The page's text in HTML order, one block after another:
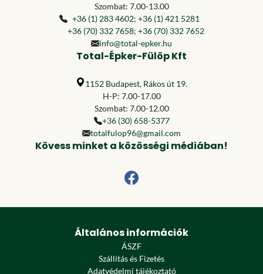
Szombat: 7.00-13.00
+36 (1) 283 4602; +36 (1) 421 5281
+36 (70) 332 7658; +36 (70) 332 7652
info@total-epker.hu
Total-Épker-Fülöp Kft
1152 Budapest, Rákos út 19.
H-P: 7.00-17.00
Szombat: 7.00-12.00
+36 (30) 658-5377
totalfulop96@gmail.com
Kövess minket a közösségi médiában!
Általános információk
ÁSZF
Szállítás és Fizetés
Adatvédelmi tájékoztató